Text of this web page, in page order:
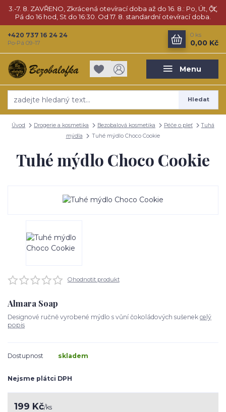
3.-7. 8. ZAVŘENO, Zkrácená otevírací doba až do 16. 8.: Po, Út, Čt,
Pá do 16 hod, St do 16:30. Od 17. 8. standardní otevírací doba.
Menu
Hledat
+420 737 16 24 24
Po-Pá 09-17
0 ks
0,00 Kč
Úvod Drogerie a kosmetika Bezobalová kosmetika Péče o pleť
Tuhá
mýdla
Tuhé mýdlo Choco Cookie
Tuhé mýdlo Choco Cookie
Ohodnotit produkt
Almara Soap
Designové ručně vyrobené mýdlo s vůní čokoládových sušenek celý
popis
Dostupnost skladem
Nejsme plátci DPH
199 Kč/ks